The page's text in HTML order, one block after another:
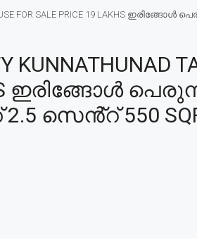
HOUSE FOR SALE PRICE 19 LAKHS
KUNNATHUNAD
ഇരിങ്ങോൾ
സെൻ്റ് 550